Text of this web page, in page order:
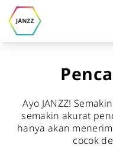
Ayo JANZZ!
semakin akurat
hanya akan
cocok